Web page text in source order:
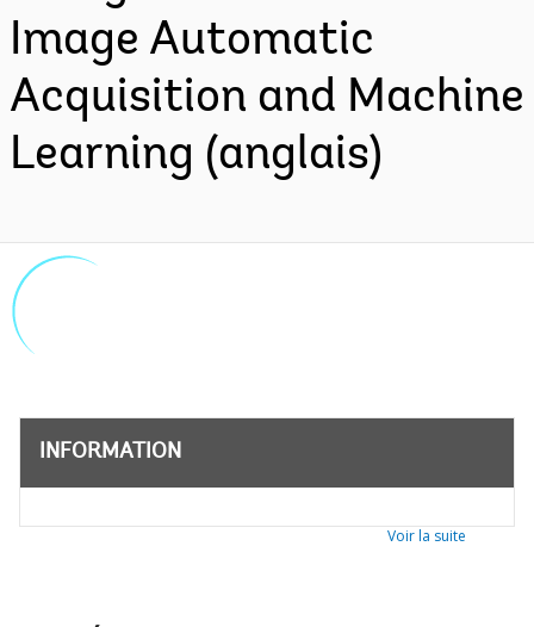
Image Automatic
Acquisition and Machine
Learning (anglais)
INFORMATION
Voir la suite